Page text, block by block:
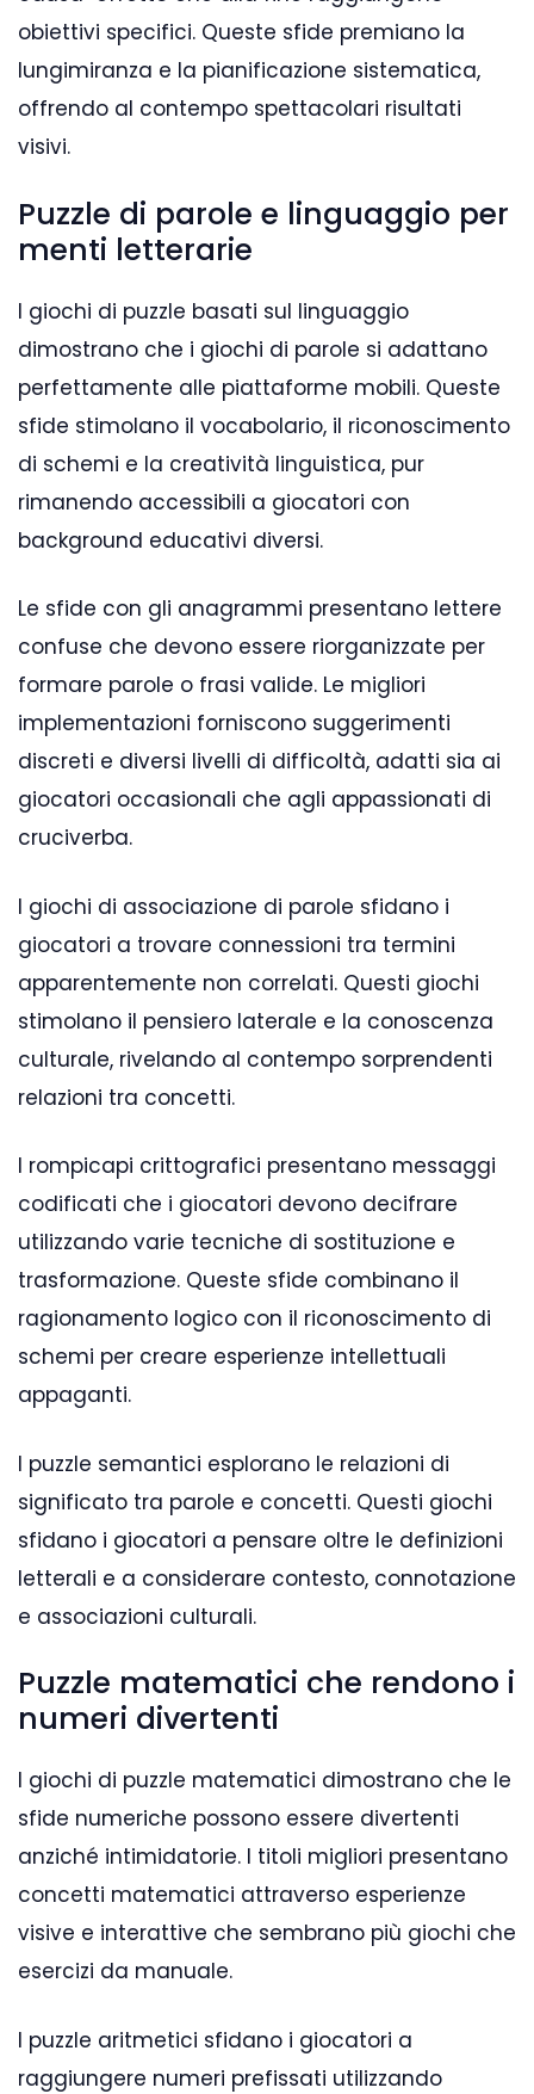
obiettivi specifici. Queste sfide premiano la
lungimiranza e la pianificazione sistematica,
offrendo al contempo spettacolari risultati
visivi.
Puzzle di parole e linguaggio per
menti letterarie
I giochi di puzzle basati sul linguaggio
dimostrano che i giochi di parole si adattano
perfettamente alle piattaforme mobili. Queste
sfide stimolano il vocabolario, il riconoscimento
di schemi e la creatività linguistica, pur
rimanendo accessibili a giocatori con
background educativi diversi.
Le sfide con gli anagrammi presentano lettere
confuse che devono essere riorganizzate per
formare parole o frasi valide. Le migliori
implementazioni forniscono suggerimenti
discreti e diversi livelli di difficoltà, adatti sia ai
giocatori occasionali che agli appassionati di
cruciverba.
I giochi di associazione di parole sfidano i
giocatori a trovare connessioni tra termini
apparentemente non correlati. Questi giochi
stimolano il pensiero laterale e la conoscenza
culturale, rivelando al contempo sorprendenti
relazioni tra concetti.
I rompicapi crittografici presentano messaggi
codificati che i giocatori devono decifrare
utilizzando varie tecniche di sostituzione e
trasformazione. Queste sfide combinano il
ragionamento logico con il riconoscimento di
schemi per creare esperienze intellettuali
appaganti.
I puzzle semantici esplorano le relazioni di
significato tra parole e concetti. Questi giochi
sfidano i giocatori a pensare oltre le definizioni
letterali e a considerare contesto, connotazione
e associazioni culturali.
Puzzle matematici che rendono i
numeri divertenti
I giochi di puzzle matematici dimostrano che le
sfide numeriche possono essere divertenti
anziché intimidatorie. I titoli migliori presentano
concetti matematici attraverso esperienze
visive e interattive che sembrano più giochi che
esercizi da manuale.
I puzzle aritmetici sfidano i giocatori a
raggiungere numeri prefissati utilizzando